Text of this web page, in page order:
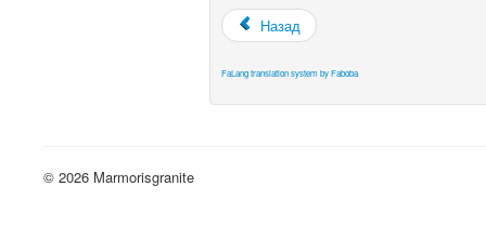
Назад
FaLang translation system by Faboba
© 2026 Marmorisgranite